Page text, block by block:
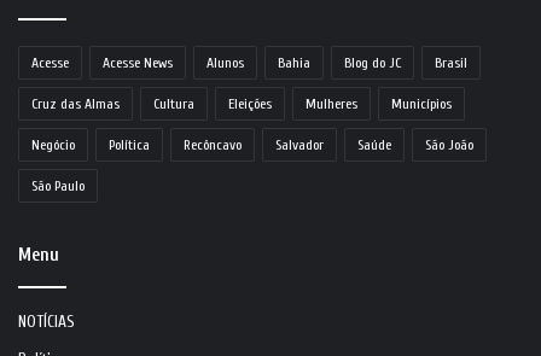
Acesse Acesse News Alunos Bahia Blog do JC Brasil
Cruz das Almas Cultura Eleições Mulheres Municípios
Negócio Política Recôncavo Salvador Saúde São João
São Paulo
Menu
NOTÍCIAS